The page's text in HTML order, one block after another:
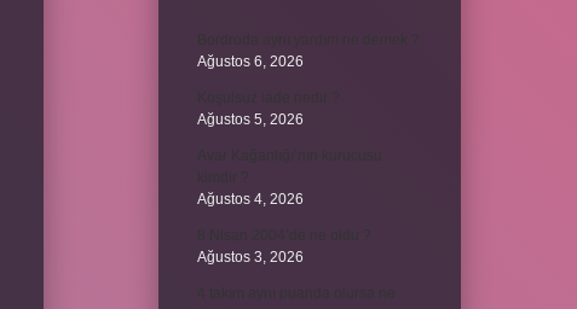
Ağustos 6, 2026
Ağustos 5, 2026
Ağustos 4, 2026
Ağustos 3, 2026